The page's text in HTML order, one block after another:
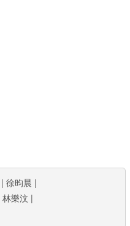
| 徐昀晨 |
林樂汶 |